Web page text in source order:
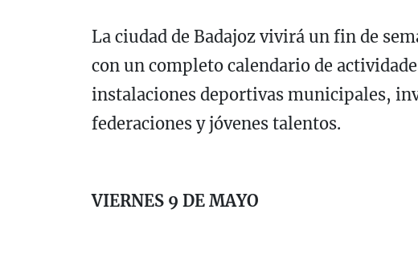
La ciudad de Badajoz vivirá un fin de
con un completo calendario de
instalaciones deportivas municipales,
federaciones y jóvenes talentos.
VIERNES 9 DE MAYO